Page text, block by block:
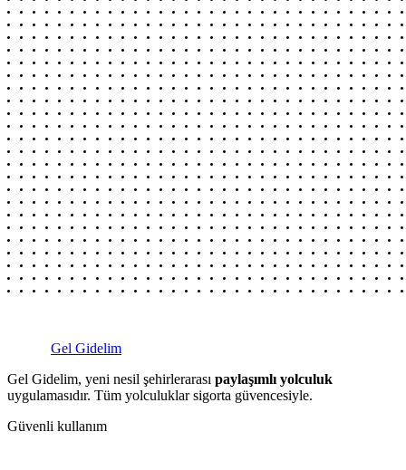
Gel Gidelim
Gel Gidelim, yeni nesil şehirlerarası paylaşımlı yolculuk
uygulamasıdır. Tüm yolculuklar sigorta güvencesiyle.
Güvenli kullanım